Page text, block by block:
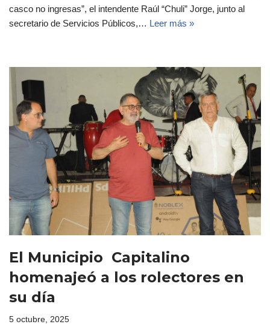
casco no ingresas”, el intendente Raúl “Chuli” Jorge, junto al
secretario de Servicios Públicos,… Leer más »
El Municipio Capitalino
homenajeó a los rolectores en
su día
5 octubre, 2025